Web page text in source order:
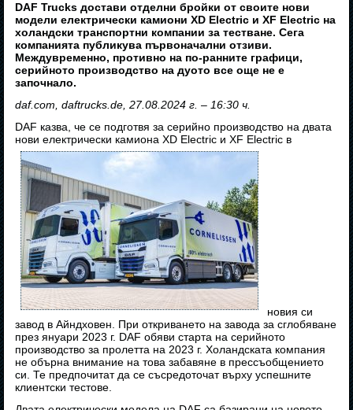
DAF Trucks достави отделни бройки от своите нови
модели електрически камиони XD Electric и XF Electric на
холандски транспортни компании за тестване. Сега
компанията публикува първоначални отзиви.
Междувременно, противно на по-ранните графици,
серийното производство на дуото все още не е
започнало.
daf.com, daftrucks.de, 27.08.2024 г. – 16:30 ч.
DAF казва, че се подготвя за серийно производство на двата
нови електрически камиона XD Electric и XF Electric в
новия си
завод в Айндховен. При откриването на завода за сглобяване
през януари 2023 г. DAF обяви старта на серийното
производство за пролетта на 2023 г. Холандската компания
не обърна внимание на това забавяне в прессъобщението
си. Те предпочитат да се съсредоточат върху успешните
клиентски тестове.